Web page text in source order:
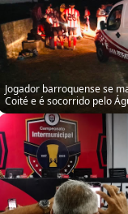
Jogador barroquense se
Coité e é socorrido pelo